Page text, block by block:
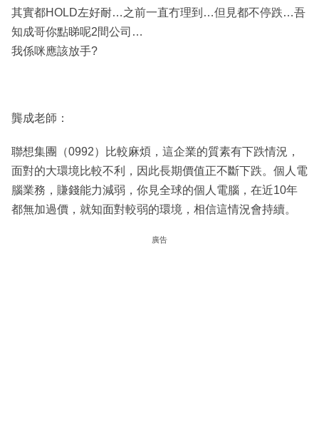
其實都HOLD左好耐…之前一直冇理到…但見都不停跌…吾
知成哥你點睇呢2間公司…
我係咪應該放手?
龔成老師：
聯想集團（0992）比較麻煩，這企業的質素有下跌情況，
面對的大環境比較不利，因此長期價值正不斷下跌。個人電
腦業務，賺錢能力減弱，你見全球的個人電腦，在近10年
都無加過價，就知面對較弱的環境，相信這情況會持續。
廣告